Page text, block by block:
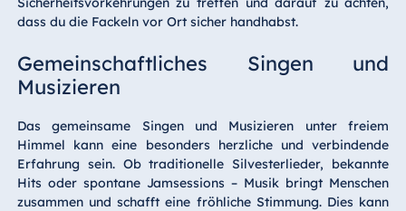
dass du die Fackeln vor Ort sicher handhabst.
Gemeinschaftliches Singen und
Musizieren
Das gemeinsame Singen und Musizieren unter freiem
Himmel kann eine besonders herzliche und verbindende
Erfahrung sein. Ob traditionelle Silvesterlieder, bekannte
Hits oder spontane Jamsessions – Musik bringt Menschen
zusammen und schafft eine fröhliche Stimmung. Dies kann